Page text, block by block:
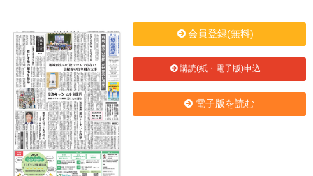
会員登録(無料)
購読(紙・電子版)申込
電子版を読む